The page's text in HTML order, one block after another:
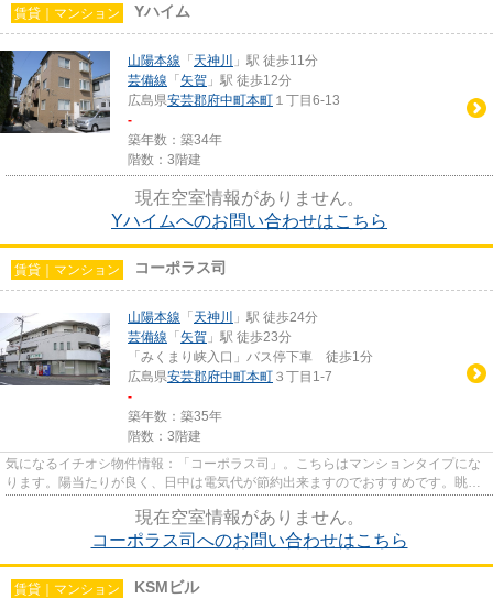
賃貸｜マンション Yハイム
山陽本線 「天神川
」駅 徒歩11分
芸備線 「矢賀 」駅 徒歩12分
広島県安芸郡府中町本町 １丁目6-13
-
築年数：築34年
階数：3階建
現在空室情報がありません。
Yハイムへのお問い合わせはこちら
賃貸｜マンション コーポラス司
山陽本線 「天神川
」駅 徒歩24分
芸備線 「矢賀 」駅 徒歩23分
「みくまり峡入口」バス停下車 徒歩1分
広島県安芸郡府中町本町 ３丁目1-7
-
築年数：築35年
階数：3階建
気になるイチオシ物件情報：「コーポラス司」。こちらはマンションタイプにな
ります。陽当たりが良く、日中は電気代が節約出来ますのでおすすめです。眺望
良好なエリアで魅力的です。...
現在空室情報がありません。
コーポラス司へのお問い合わせはこちら
賃貸｜マンション KSMビル